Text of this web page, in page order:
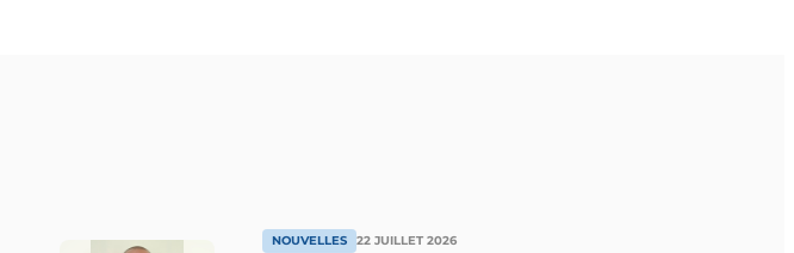
NOUVELLES 22 JUILLET 2026